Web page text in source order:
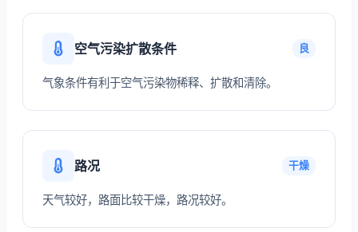
空气污染扩散条件 良
气象条件有利于空气污染物稀释、扩散和清除。
路况 干燥
天气较好，路面比较干燥，路况较好。